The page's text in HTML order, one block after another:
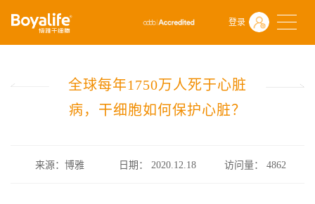
登录
首页 什么是干细胞
前沿动态
全球每年1750万人死于心脏病，干细胞如何保护心脏？
全球每年1750万人死于心脏
病，干细胞如何保护心脏？
来源：博雅 日期： 2020.12.18 访问量：4862